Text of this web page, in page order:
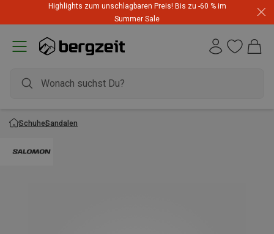
Highlights zum unschlagbaren Preis! Bis zu -60 % im
Summer Sale
SchuheSandalen